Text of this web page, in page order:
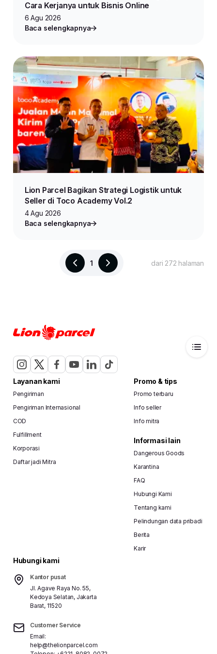
Cara Kerjanya untuk Bisnis Online
6 Agu 2026
Baca selengkapnya
Lion Parcel Bagikan Strategi Logistik untuk
Seller di Toco Academy Vol.2
4 Agu 2026
Baca selengkapnya
1 dari 272 halaman
Layanan kami
Pengiriman
Pengiriman Internasional
COD
Fulfillment
Korporasi
Daftar jadi Mitra
Promo & tips
Promo terbaru
Info seller
Info mitra
Informasi lain
Dangerous Goods
Karantina
FAQ
Hubungi Kami
Tentang kami
Pelindungan data pribadi
Berita
Karir
Hubungi kami
Kantor pusat
Jl. Agave Raya No. 55,
Kedoya Selatan, Jakarta
Barat, 11520
Customer Service
Email:
help@thelionparcel.com